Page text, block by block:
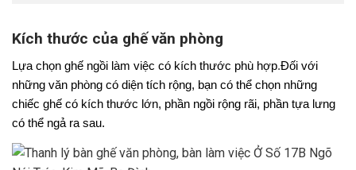
Kích thước của ghế văn phòng
Lựa chọn ghế ngồi làm việc có kích thước phù hợp.Đối với
những văn phòng có diện tích rộng, bạn có thể chọn những
chiếc ghế có kích thước lớn, phần ngồi rộng rãi, phần tựa lưng
có thể ngả ra sau.